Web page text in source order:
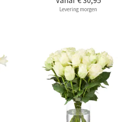
Levering morgen